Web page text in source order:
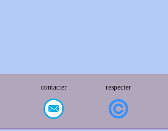
contacter respecter